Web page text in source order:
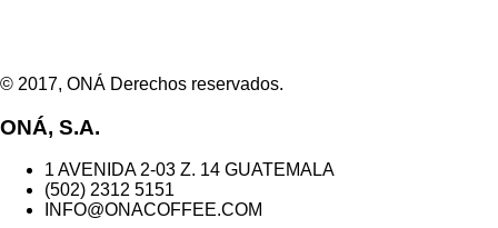
© 2017, ONÁ Derechos reservados.
ONÁ, S.A.
1 AVENIDA 2-03 Z. 14 GUATEMALA
(502) 2312 5151
INFO@ONACOFFEE.COM